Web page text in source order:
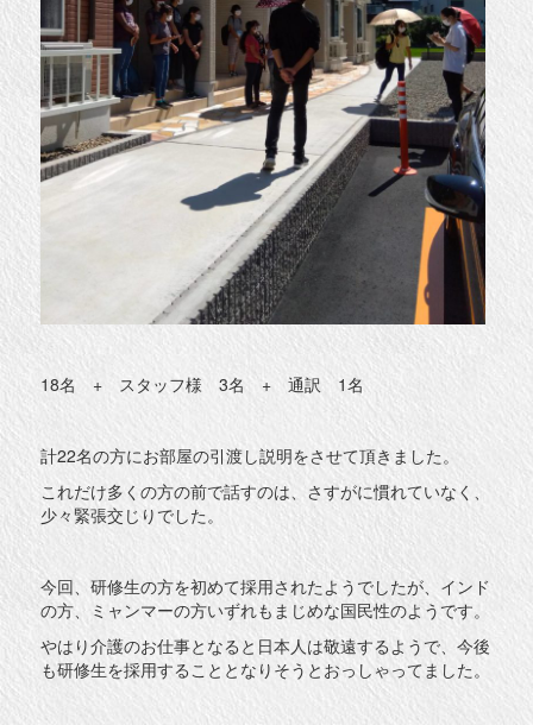
18名 + スタッフ様 3名 + 通訳 1名
計22名の方にお部屋の引渡し説明をさせて頂きました。
これだけ多くの方の前で話すのは、さすがに慣れていなく、
少々緊張交じりでした。
今回、研修生の方を初めて採用されたようでしたが、インド
の方、ミャンマーの方いずれもまじめな国民性のようです。
やはり介護のお仕事となると日本人は敬遠するようで、今後
も研修生を採用することとなりそうとおっしゃってました。